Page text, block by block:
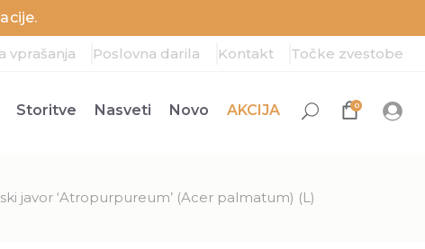
vprašanja Poslovna darila Kontakt Točke zvestobe
Storitve Nasveti Novo AKCIJA 0
javor ‘Atropurpureum’ (Acer palmatum) (L)